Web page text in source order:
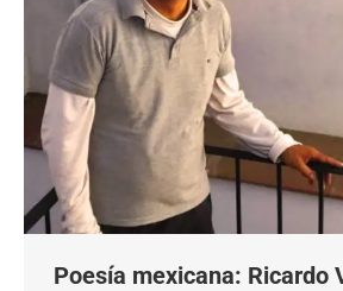
Poesía mexicana: Ricardo